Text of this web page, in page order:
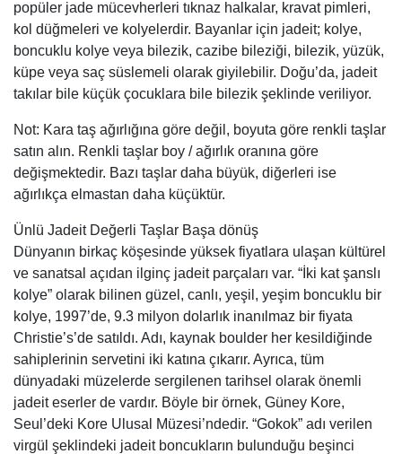
popüler jade mücevherleri tıknaz halkalar, kravat pimleri,
kol düğmeleri ve kolyelerdir. Bayanlar için jadeit; kolye,
boncuklu kolye veya bilezik, cazibe bileziği, bilezik, yüzük,
küpe veya saç süslemeli olarak giyilebilir. Doğu’da, jadeit
takılar bile küçük çocuklara bile bilezik şeklinde veriliyor.
Not: Kara taş ağırlığına göre değil, boyuta göre renkli taşlar
satın alın. Renkli taşlar boy / ağırlık oranına göre
değişmektedir. Bazı taşlar daha büyük, diğerleri ise
ağırlıkça elmastan daha küçüktür.
Ünlü Jadeit Değerli Taşlar Başa dönüş
Dünyanın birkaç köşesinde yüksek fiyatlara ulaşan kültürel
ve sanatsal açıdan ilginç jadeit parçaları var. “İki kat şanslı
kolye” olarak bilinen güzel, canlı, yeşil, yeşim boncuklu bir
kolye, 1997’de, 9.3 milyon dolarlık inanılmaz bir fiyata
Christie’s’de satıldı. Adı, kaynak boulder her kesildiğinde
sahiplerinin servetini iki katına çıkarır. Ayrıca, tüm
dünyadaki müzelerde sergilenen tarihsel olarak önemli
jadeit eserler de vardır. Böyle bir örnek, Güney Kore,
Seul’deki Kore Ulusal Müzesi’ndedir. “Gokok” adı verilen
virgül şeklindeki jadeit boncukların bulunduğu beşinci